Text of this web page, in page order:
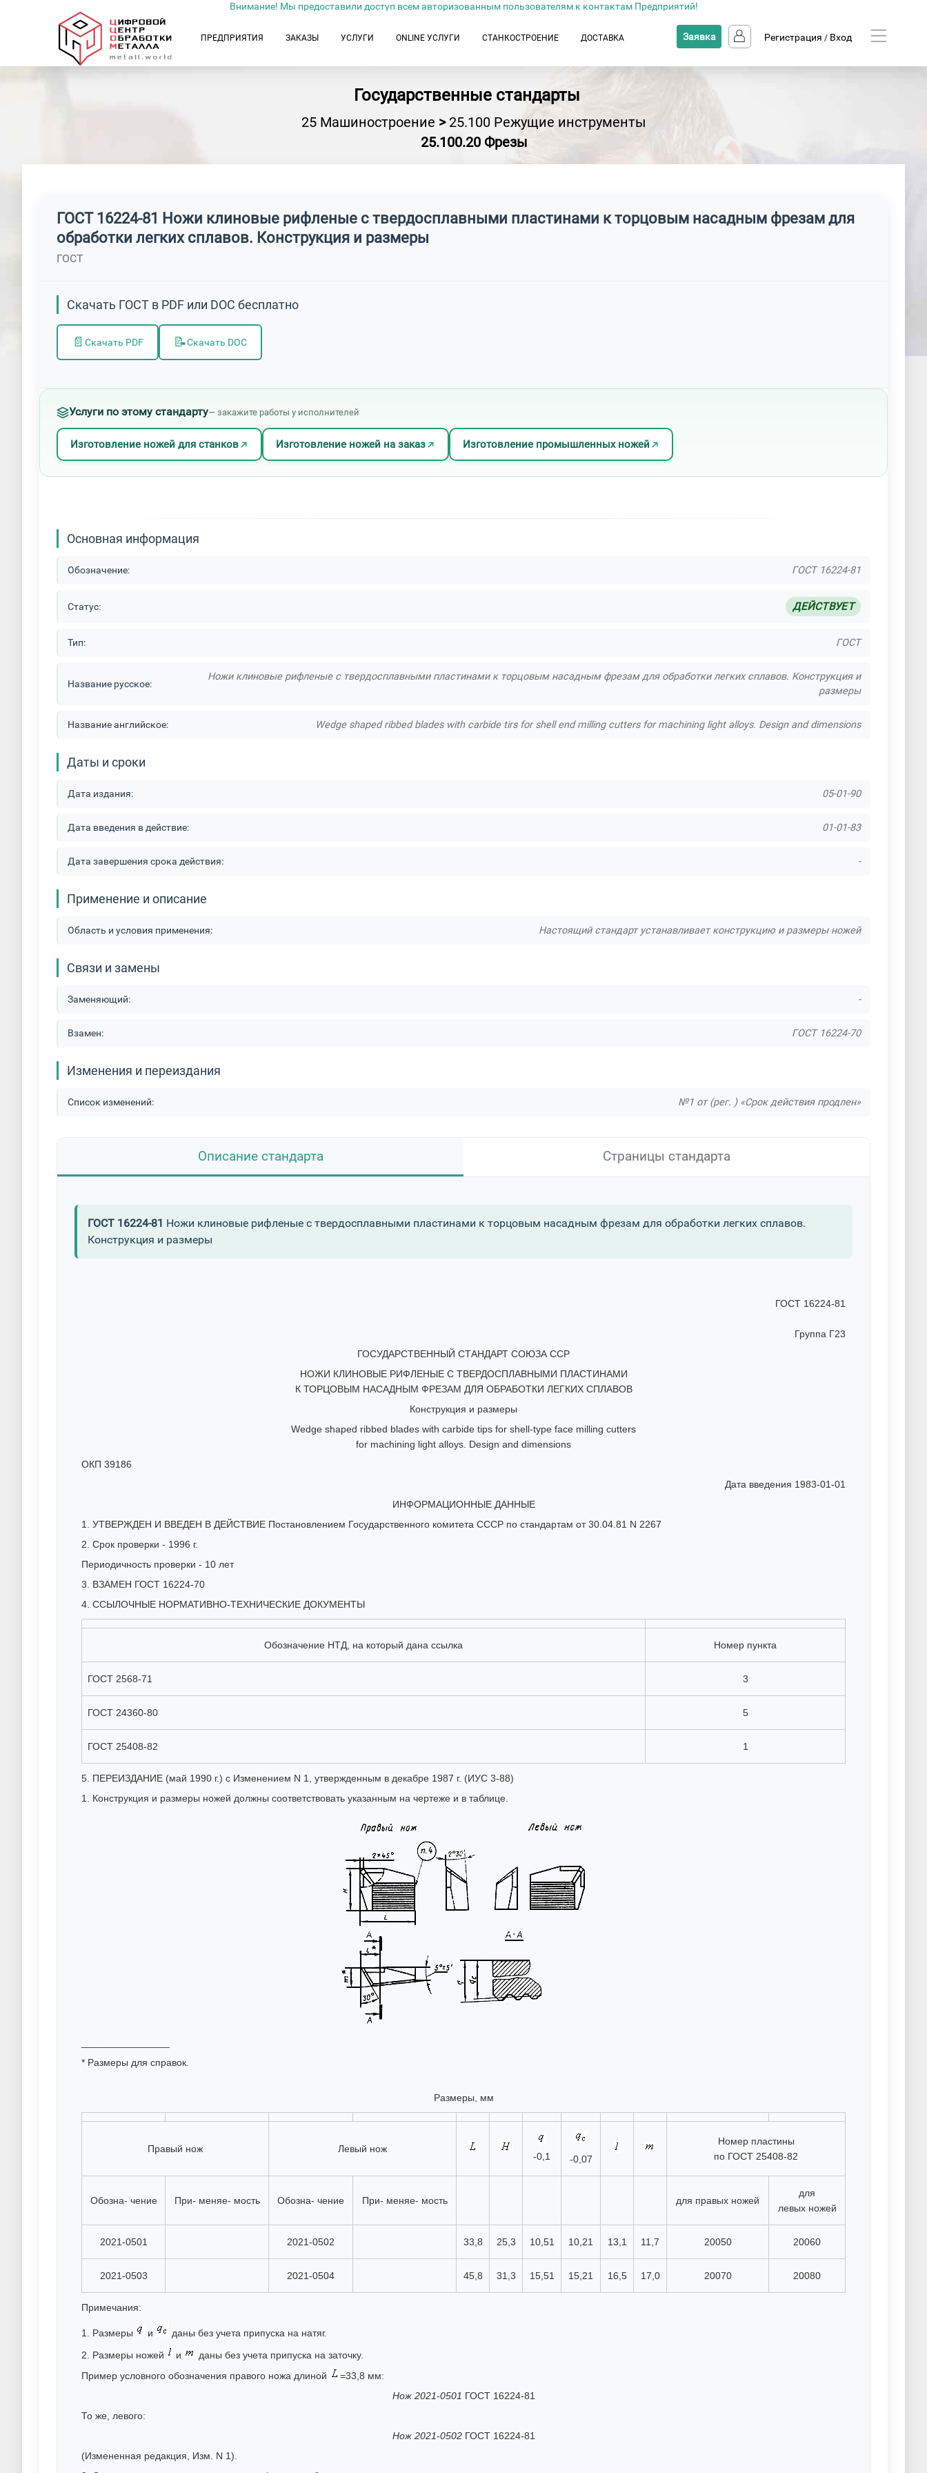
Внимание! Мы предоставили доступ всем авторизованным пользователям к контактам Предприятий!
ПРЕДПРИЯТИЯ ЗАКАЗЫ УСЛУГИ ONLINE УСЛУГИ СТАНКОСТРОЕНИЕ ДОСТАВКА Заявка Регистрация / Вход
Государственные стандарты
25 Машиностроение > 25.100 Режущие инструменты
25.100.20 Фрезы
ГОСТ 16224-81 Ножи клиновые рифленые с твердосплавными пластинами к торцовым насадным фрезам для
обработки легких сплавов. Конструкция и размеры
ГОСТ
Скачать ГОСТ в PDF или DOC бесплатно
📄 Скачать PDF 📝Скачать DOC
Услуги по этому стандарту— закажите работы у исполнителей
Изготовление ножей для станков Изготовление ножей на заказ Изготовление промышленных ножей
Основная информация
Обозначение: ГОСТ 16224-81
Статус: ДЕЙСТВУЕТ
Тип: ГОСТ
Название русское:
Ножи клиновые рифленые с твердосплавными пластинами к торцовым насадным фрезам для обработки легких сплавов. Конструкция и
размеры
Название английское: Wedge shaped ribbed blades with carbide tirs for shell end milling cutters for machining light alloys. Design and dimensions
Даты и сроки
Дата издания: 05-01-90
Дата введения в действие: 01-01-83
Дата завершения срока действия: -
Применение и описание
Область и условия применения: Настоящий стандарт устанавливает конструкцию и размеры ножей
Связи и замены
Заменяющий: -
Взамен: ГОСТ 16224-70
Изменения и переиздания
Список изменений: №1 от (рег. ) «Срок действия продлен»
Описание стандарта Страницы стандарта
ГОСТ 16224-81 Ножи клиновые рифленые с твердосплавными пластинами к торцовым насадным фрезам для обработки легких сплавов.
Конструкция и размеры